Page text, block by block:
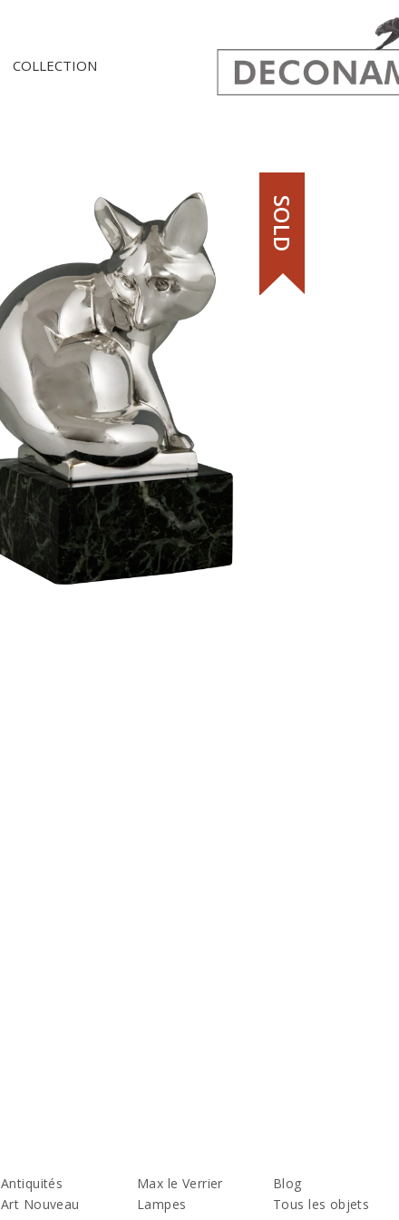
COLLECTION
SOLD
Antiquités
Art Nouveau
Max le Verrier
Lampes
Blog
Tous les objets